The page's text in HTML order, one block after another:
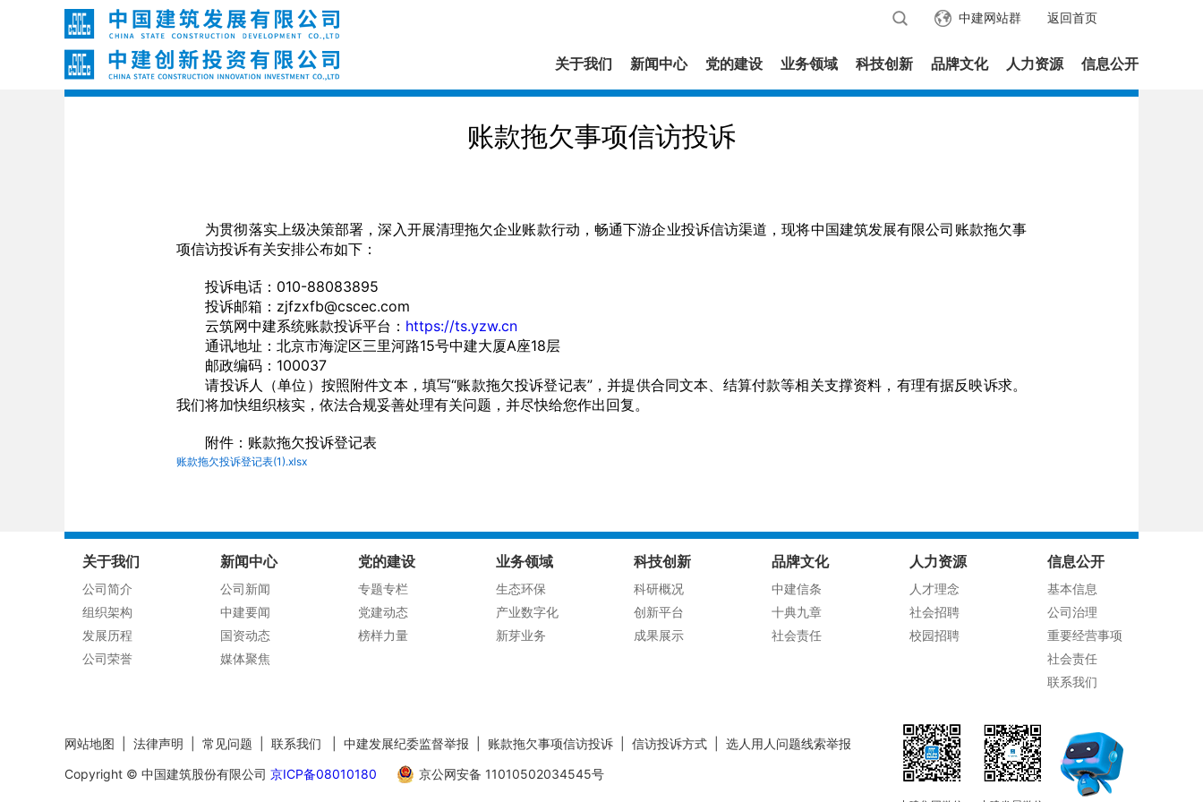
返回首页
中建网站群
关于我们 新闻中心 党的建设 业务领域 科技创新 品牌文化 人力资源 信息公开
账款拖欠事项信访投诉
为贯彻落实上级决策部署，深入开展清理拖欠企业账款行动，畅通下游企业投诉信访渠道，现将中国建筑发展有限公司账款拖欠事
项信访投诉有关安排公布如下：
投诉电话：010-88083895
投诉邮箱：zjfzxfb@cscec.com
云筑网中建系统账款投诉平台： https://ts.yzw.cn
通讯地址：北京市海淀区三里河路15号中建大厦A座18层
邮政编码：100037
请投诉人（单位）按照附件文本，填写“账款拖欠投诉登记表”，并提供合同文本、结算付款等相关支撑资料，有理有据反映诉求。
我们将加快组织核实，依法合规妥善处理有关问题，并尽快给您作出回复。
附件：账款拖欠投诉登记表
账款拖欠投诉登记表(1).xlsx
关于我们
公司简介
组织架构
发展历程
公司荣誉
新闻中心
公司新闻
中建要闻
国资动态
媒体聚焦
党的建设
专题专栏
党建动态
榜样力量
业务领域
生态环保
产业数字化
新芽业务
科技创新
科研概况
创新平台
成果展示
品牌文化
中建信条
十典九章
社会责任
人力资源
人才理念
社会招聘
校园招聘
信息公开
基本信息
公司治理
重要经营事项
社会责任
联系我们
网站地图 法律声明 常见问题 联系我们 中建发展纪委监督举报 账款拖欠事项信访投诉 信访投诉方式
选人用人问题线索举报
Copyright © 中国建筑股份有限公司 京ICP备08010180 京公网安备 11010502034545号